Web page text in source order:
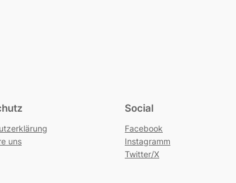
uns
Social
Facebook
Instagramm
Twitter/X